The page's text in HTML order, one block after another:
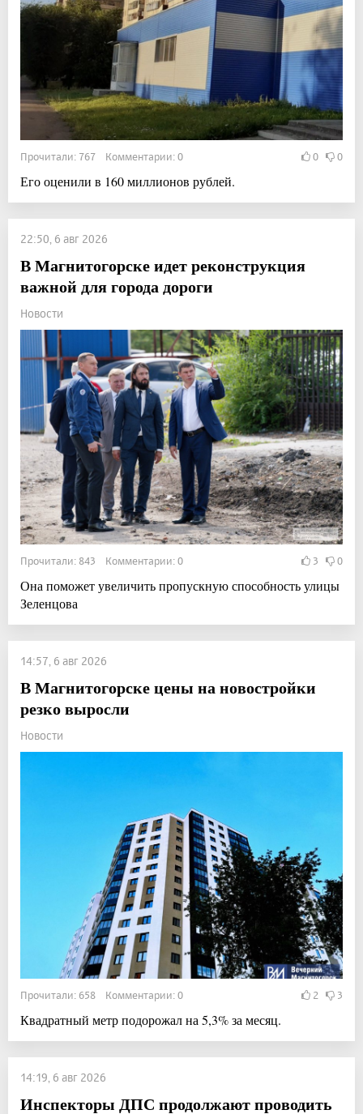
Прочитали: 767 Комментарии: 0 0 0
Его оценили в 160 миллионов рублей.
22:50, 6 авг 2026
В Магнитогорске идет реконструкция
важной для города дороги
Новости
Прочитали: 843 Комментарии: 0 3 0
Она поможет увеличить пропускную способность улицы
Зеленцова
14:57, 6 авг 2026
В Магнитогорске цены на новостройки
резко выросли
Новости
Прочитали: 658 Комментарии: 0 2 3
Квадратный метр подорожал на 5,3% за месяц.
14:19, 6 авг 2026
Инспекторы ДПС продолжают проводить